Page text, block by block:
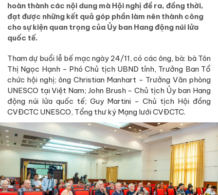
hoàn thành các nội dung mà Hội nghị đề ra, đồng thời,
đạt được những kết quả góp phần làm nên thành công
cho sự kiện quan trọng của Ủy ban Hang động núi lửa
quốc tế.
Tham dự buổi lễ bế mạc ngày 24/11, có các ông, bà: bà Tôn
Thị Ngọc Hạnh - Phó Chủ tịch UBND tỉnh, Trưởng Ban Tổ
chức hội nghị; ông Christian Manhart - Trưởng Văn phòng
UNESCO tại Việt Nam; John Brush - Chủ tịch Ủy ban Hang
động núi lửa quốc tế; Guy Martini - Chủ tịch Hội đồng
CVĐCTC UNESCO, Tổng thư ký Mạng lưới CVĐCTC.